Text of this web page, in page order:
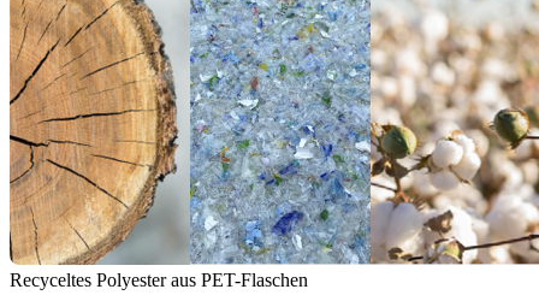
Recyceltes Polyester aus PET-Flaschen